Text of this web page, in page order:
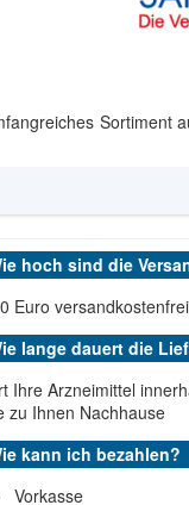
Sortiment
hoch sind die
Euro versandkostenfrei
lange dauert die
Ihre Arzneimittel
zu Ihnen Nachhause
kann ich bezahlen?
Vorkasse